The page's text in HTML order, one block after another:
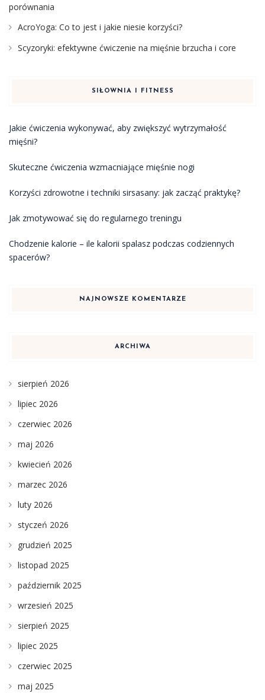
porównania
AcroYoga: Co to jest i jakie niesie korzyści?
Scyzoryki: efektywne ćwiczenie na mięśnie brzucha i core
SIŁOWNIA I FITNESS
Jakie ćwiczenia wykonywać, aby zwiększyć wytrzymałość
mięśni?
Skuteczne ćwiczenia wzmacniające mięśnie nogi
Korzyści zdrowotne i techniki sirsasany: jak zacząć praktykę?
Jak zmotywować się do regularnego treningu
Chodzenie kalorie – ile kalorii spalasz podczas codziennych
spacerów?
NAJNOWSZE KOMENTARZE
ARCHIWA
sierpień 2026
lipiec 2026
czerwiec 2026
maj 2026
kwiecień 2026
marzec 2026
luty 2026
styczeń 2026
grudzień 2025
listopad 2025
październik 2025
wrzesień 2025
sierpień 2025
lipiec 2025
czerwiec 2025
maj 2025